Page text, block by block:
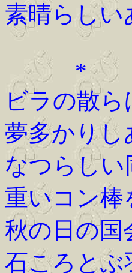
素晴らし
*
ビラの散
夢多かり
なつらし
重いコン
秋の日の国
石ころと